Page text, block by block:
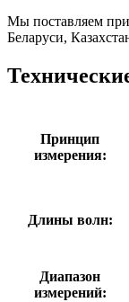
Мы поставляем
Беларуси,
Принцип
измерения:
Длины волн:
Диапазон
измерений: